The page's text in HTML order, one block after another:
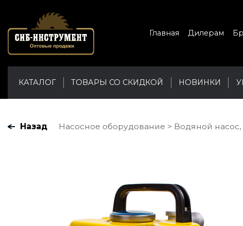
Главная Дилерам
КАТАЛОГ ТОВАРЫ СО СКИДКОЙ НОВИНКИ
Назад Насосное оборудование Водяной насос,